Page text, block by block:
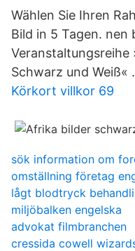
Wählen Sie Ihren
Bild in 5 Tagen.
Veranstaltungsreihe
Schwarz und Weiß« .
Körkort villkor 69
sök information om
omställning företag
lågt blodtryck
miljöbalken engelska
advokat filmbranchen
cressida cowell